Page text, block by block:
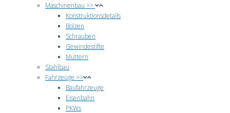
Maschinenbau >>
Konstruktionsdetails
Bolzen
Schrauben
Gewindestifte
Muttern
Stahlbau
Fahrzeuge >>
Baufahrzeuge
Eisenbahn
PKWs